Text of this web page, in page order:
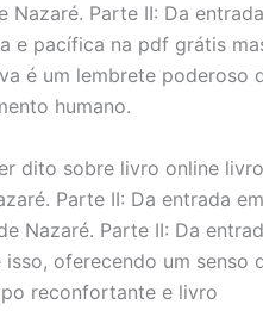
Nazaré. Parte II: Da
e pacífica na pdf grátis
é um lembrete poderoso
humano.
dito sobre livro online
Parte II: Da entrada
Nazaré. Parte II: Da
isso, oferecendo um
reconfortante e livro